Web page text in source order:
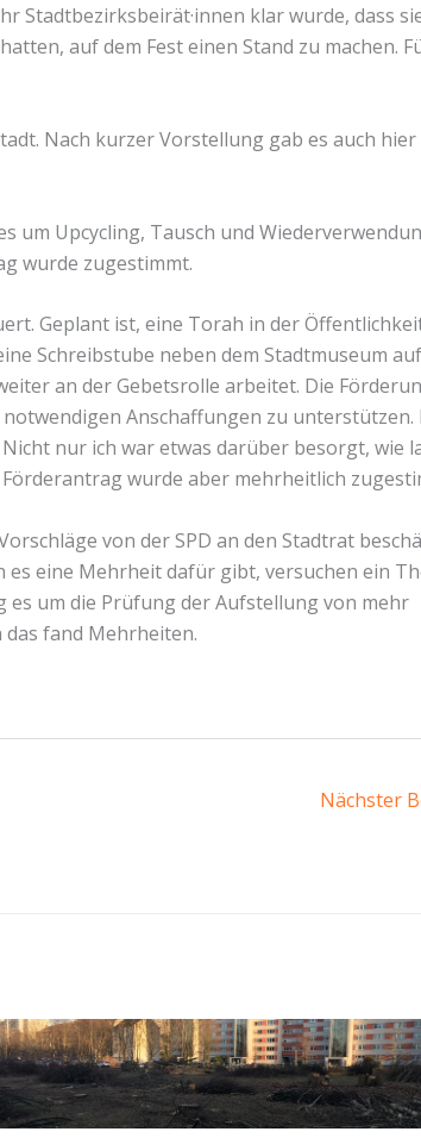
Stadtbezirksbeirät·innen klar wurde, dass
auf dem Fest einen Stand zu machen.
Nach kurzer Vorstellung gab es auch
um Upcycling, Tausch und
wurde zugestimmt.
Geplant ist, eine Torah in der
Schreibstube neben dem Stadtmuseum
an der Gebetsrolle arbeitet. Die
Anschaffungen zu unterstützen.
nur ich war etwas darüber besorgt, wie
wurde aber mehrheitlich
von der SPD an den Stadtrat
eine Mehrheit dafür gibt, versuchen ein
es um die Prüfung der Aufstellung von mehr
fand Mehrheiten.
Nächster